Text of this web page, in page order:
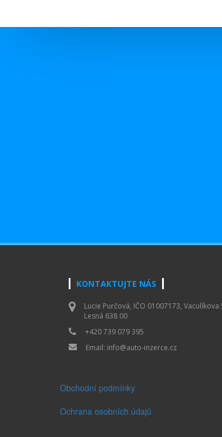
KONTAKTUJTE NÁS
Lucie Purčová, IČO 01007173,
Lesná 638 00
+420 739 079 395
Email: info@auto-inzerce.cz
Obchodní podmínky
Ochrana osobních údajů